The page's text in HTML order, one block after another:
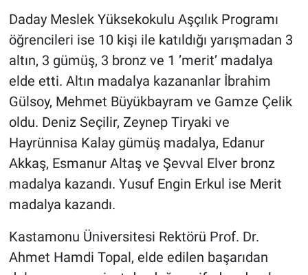
Daday Meslek Yüksekokulu Aşçılık Programı
öğrencileri ise 10 kişi ile katıldığı yarışmadan 3
altın, 3 gümüş, 3 bronz ve 1 ’merit’ madalya
elde etti. Altın madalya kazananlar İbrahim
Gülsoy, Mehmet Büyükbayram ve Gamze Çelik
oldu. Deniz Seçilir, Zeynep Tiryaki ve
Hayrünnisa Kalay gümüş madalya, Edanur
Akkaş, Esmanur Altaş ve Şevval Elver bronz
madalya kazandı. Yusuf Engin Erkul ise Merit
madalya kazandı.
Kastamonu Üniversitesi Rektörü Prof. Dr.
Ahmet Hamdi Topal, elde edilen başarıdan